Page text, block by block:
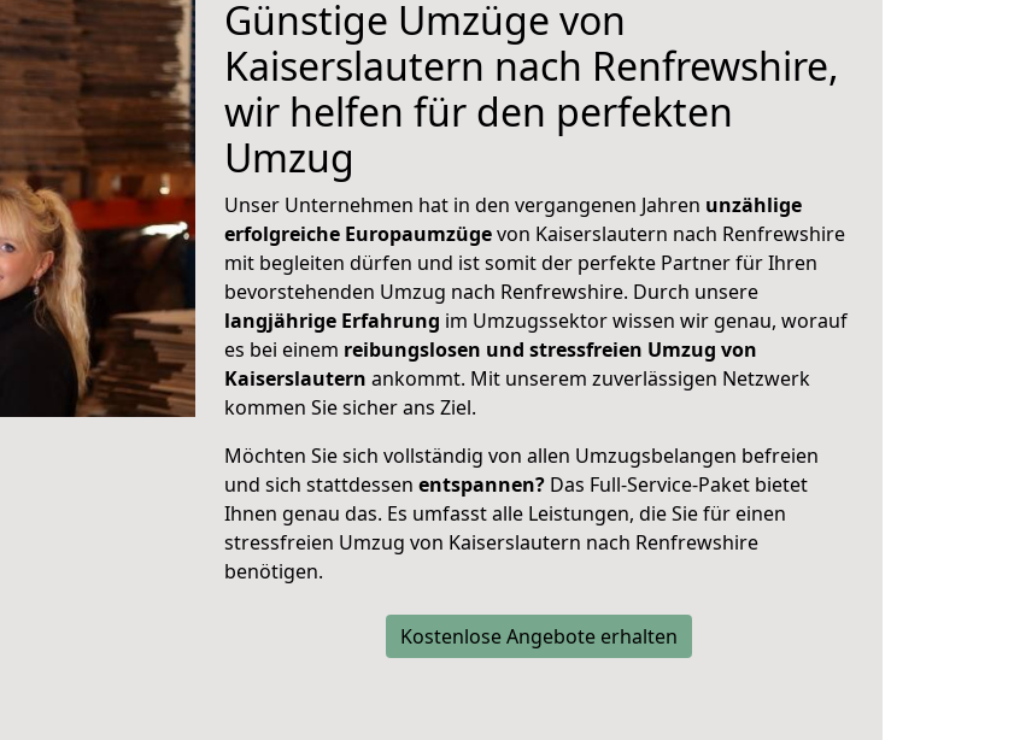
Günstige Umzüge von
Kaiserslautern nach Renfrewshire,
wir helfen für den perfekten
Umzug
Unser Unternehmen hat in den vergangenen Jahren unzählige
erfolgreiche Europaumzügevon Kaiserslautern nach Renfrewshire
mit begleiten dürfen und ist somit der perfekte Partner für Ihren
bevorstehenden Umzug nach Renfrewshire. Durch unsere
langjährige Erfahrung im Umzugssektor wissen wir genau, worauf
es bei einem reibungslosen und stressfreien Umzug von
Kaiserslautern ankommt. Mit unserem zuverlässigen Netzwerk
kommen Sie sicher ans Ziel.
Möchten Sie sich vollständig von allen Umzugsbelangen befreien
und sich stattdessen entspannen? Das Full-Service-Paket bietet
Ihnen genau das. Es umfasst alle Leistungen, die Sie für einen
stressfreien Umzug von Kaiserslautern nach Renfrewshire
benötigen.
Kostenlose Angebote erhalten